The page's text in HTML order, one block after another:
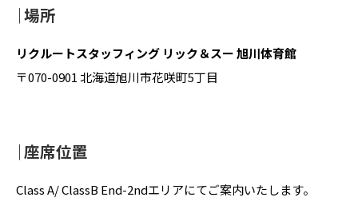
｜場所
リクルートスタッフィング リック＆スー 旭川体育館
〒070-0901 北海道旭川市花咲町5丁目
｜座席位置
Class A/ ClassB End-2ndエリアにてご案内いたします。